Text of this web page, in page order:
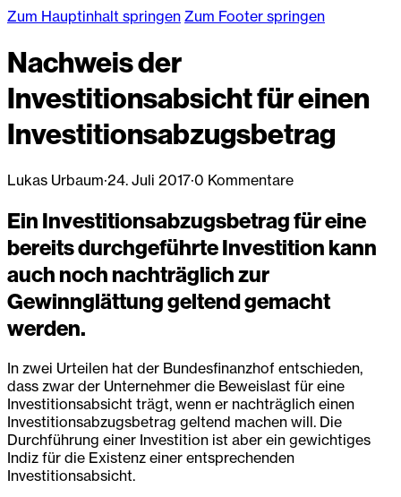
Zum Hauptinhalt springen Zum Footer springen
Nachweis der
Investitionsabsicht für einen
Investitionsabzugsbetrag
Lukas Urbaum·24. Juli 2017·0 Kommentare
Ein Investitionsabzugsbetrag für eine
bereits durchgeführte Investition kann
auch noch nachträglich zur
Gewinnglättung geltend gemacht
werden.
In zwei Urteilen hat der Bundesfinanzhof entschieden,
dass zwar der Unternehmer die Beweislast für eine
Investitionsabsicht trägt, wenn er nachträglich einen
Investitionsabzugsbetrag geltend machen will. Die
Durchführung einer Investition ist aber ein gewichtiges
Indiz für die Existenz einer entsprechenden
Investitionsabsicht.